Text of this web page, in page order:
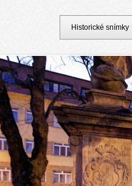
Historické snímky